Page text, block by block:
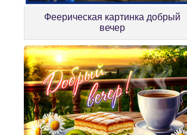
Феерическая картинка добрый
вечер